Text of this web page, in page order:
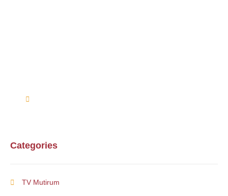
Categories
TV Mutirum